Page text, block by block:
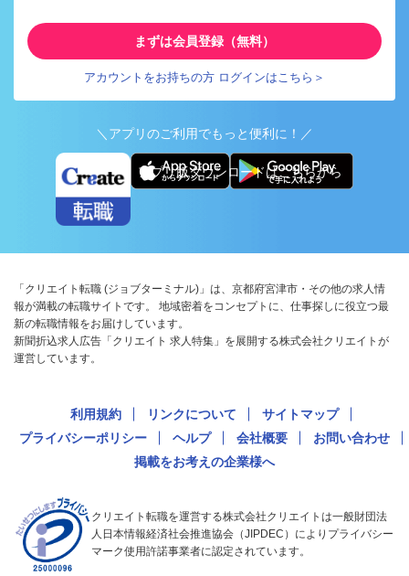
まずは会員登録（無料）
アカウントをお持ちの方 ログインはこちら＞
＼アプリのご利用でもっと便利に！／
アプリ版ダウンロードはこちらから
「クリエイト転職 (ジョブターミナル)」は、京都府宮津市・その他の求人情
報が満載の転職サイトです。 地域密着をコンセプトに、仕事探しに役立つ最
新の転職情報をお届けしています。
新聞折込求人広告「クリエイト 求人特集」を展開する株式会社クリエイトが
運営しています。
利用規約 リンクについて
サイトマップ
プライバシーポリシー
ヘルプ 会社概要
お問い合わせ
掲載をお考えの企業様へ
クリエイト転職を運営する株式会社クリエイトは一般財団法
人日本情報経済社会推進協会（JIPDEC）によりプライバシー
マーク使用許諾事業者に認定されています。